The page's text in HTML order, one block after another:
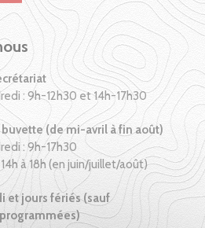
: 9h-12h30 et 14h-17h30
(de mi-avril à fin août)
: 9h-17h30
à 18h (en juin/juillet/août)
et jours fériés (sauf